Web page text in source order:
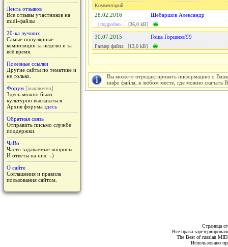
Лента отзывов
Все отзывы участников на
midi-файлы
20-ка лучших
Самые популярные
композиции за неделю и за
всё время.
Полезные ссылки
Другие сайты по тематике и
не только.
Форум [выключен]
Здесь можно было
культурно высказаться.
Архив форума здесь
Обратная связь
Отправить письмо службе
поддержки.
ЧаВо
Часто задаваемые вопросы.
И ответы на них :-)
О сайте
Соглашения и правила
пользования сайтом.
Комментарий
28.02.2016 Шебаршов Александр
| подробно... [36,0 kB]
30.07.2015 Гоша Горшков'99
Размер файла: [13,0 kB]
Вы можете отредактировать информацию о
инфо файла, в любом месте, где можно скачать
Страница
Все права
The Best of russian
Использовано